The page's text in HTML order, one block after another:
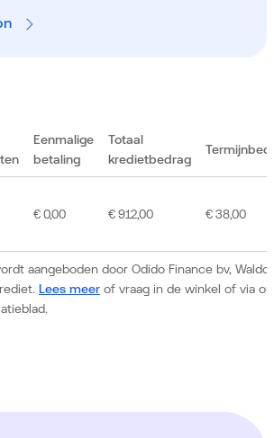
Eenmalige
betaling
Totaal
kredietbedrag
aangeboden door Odido Finance bv,
Lees meer of vraag in de winkel of via
€ 0,00 € 912,00 € 38,00